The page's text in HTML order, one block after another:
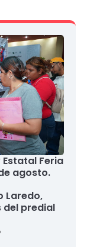
Feria
agosto.
Laredo,
predial